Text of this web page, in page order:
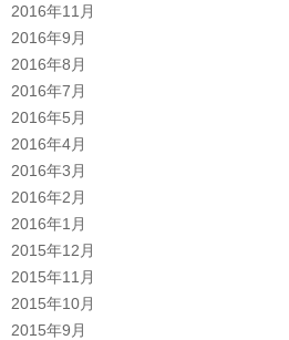
2016年11月
2016年9月
2016年8月
2016年7月
2016年5月
2016年4月
2016年3月
2016年2月
2016年1月
2015年12月
2015年11月
2015年10月
2015年9月